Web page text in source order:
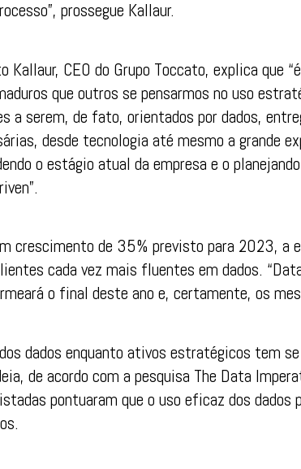
prossegue Kallaur.
Kallaur, CEO do Grupo Toccato, explica que
que outros se pensarmos no uso
a serem, de fato, orientados por dados,
desde tecnologia até mesmo a grande
o estágio atual da empresa e o
crescimento de 35% previsto para 2023, a
cada vez mais fluentes em dados.
o final deste ano e, certamente, os
dados enquanto ativos estratégicos tem
de acordo com a pesquisa The Data
pontuaram que o uso eficaz dos dados